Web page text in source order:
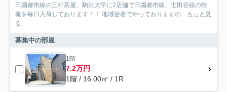
田園都市線の三軒茶屋、駒沢大学に2店舗で田園都市線、世田谷線の情
報を毎日入荷しております！！ 地域密着でやっておりますの... もっと見
る
募集中の部屋
1階
7.2万円
1階 / 16.00㎡ / 1R